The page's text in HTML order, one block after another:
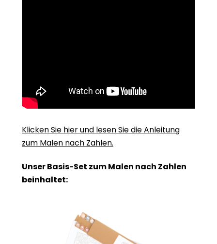
Klicken Sie hier und lesen Sie die Anleitung
zum Malen nach Zahlen.
Unser Basis-Set zum Malen nach Zahlen
beinhaltet: